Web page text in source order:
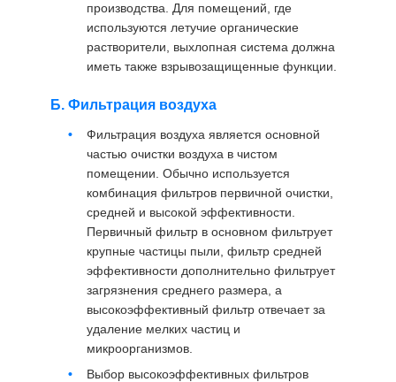
производства. Для помещений, где
используются летучие органические
растворители, выхлопная система должна
иметь также взрывозащищенные функции.
Б. Фильтрация воздуха
Фильтрация воздуха является основной
частью очистки воздуха в чистом
помещении. Обычно используется
комбинация фильтров первичной очистки,
средней и высокой эффективности.
Первичный фильтр в основном фильтрует
крупные частицы пыли, фильтр средней
эффективности дополнительно фильтрует
загрязнения среднего размера, а
высокоэффективный фильтр отвечает за
удаление мелких частиц и
микроорганизмов.
Выбор высокоэффективных фильтров